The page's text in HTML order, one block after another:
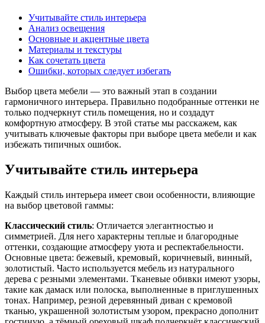
Учитывайте стиль интерьера
Анализ освещения
Основные и акцентные цвета
Материалы и текстуры
Как сочетать цвета
Ошибки, которых следует избегать
Выбор цвета мебели — это важный этап в создании
гармоничного интерьера. Правильно подобранные оттенки не
только подчеркнут стиль помещения, но и создадут
комфортную атмосферу. В этой статье мы расскажем, как
учитывать ключевые факторы при выборе цвета мебели и как
избежать типичных ошибок.
Учитывайте стиль интерьера
Каждый стиль интерьера имеет свои особенности, влияющие
на выбор цветовой гаммы:
Классический стиль: Отличается элегантностью и
симметрией. Для него характерны теплые и благородные
оттенки, создающие атмосферу уюта и респектабельности.
Основные цвета: бежевый, кремовый, коричневый, винный,
золотистый. Часто используется мебель из натурального
дерева с резными элементами. Тканевые обивки имеют узоры,
такие как дамаск или полоска, выполненные в приглушенных
тонах. Например, резной деревянный диван с кремовой
тканью, украшенной золотистым узором, прекрасно дополнит